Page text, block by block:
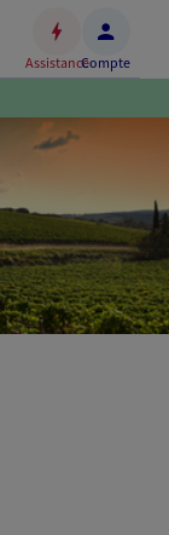
AssistanceCompte